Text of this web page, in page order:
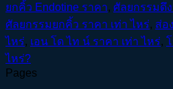
ยกคิ้ว Endotine ราคา, ศัลยกรรมดึ
ศัลยกรรมยกคิ้ว ราคา เท่า ไหร่, ส่อ
ไหร่, เอน โด ไท น์ ราคา เท่า ไหร่,
ไหร่?
Pages